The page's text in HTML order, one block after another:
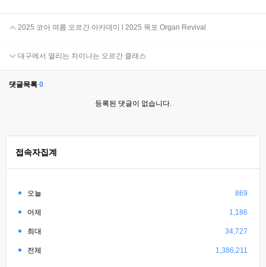
2025 코아 여름 오르간 아카데미 l 2025 목포 Organ Revival
대구에서 열리는 차이나는 오르간 클래스
댓글목록 0
등록된 댓글이 없습니다.
접속자집계
오늘 869
어제 1,186
최대 34,727
전체 1,386,211